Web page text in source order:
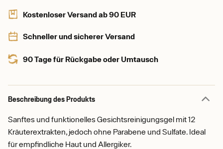
Kostenloser Versand ab 90 EUR
Schneller und sicherer Versand
90 Tage für Rückgabe oder Umtausch
Beschreibung des Produkts
Sanftes und funktionelles Gesichtsreinigungsgel mit 12
Kräuterextrakten, jedoch ohne Parabene und Sulfate. Ideal
für empfindliche Haut und Allergiker.